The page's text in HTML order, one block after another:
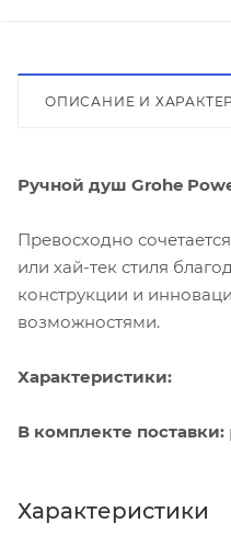
ОПИСАНИЕ И
Ручной душ Grohe
Превосходно
или хай-тек стиля
конструкции и
возможностями.
Характеристики:
В комплекте поставки:
Характеристики